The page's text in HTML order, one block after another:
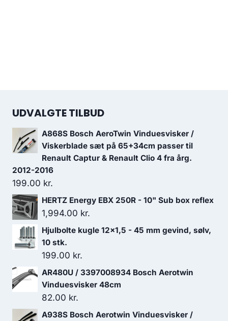
UDVALGTE TILBUD
A868S Bosch AeroTwin Vinduesvisker /
Viskerblade sæt på 65+34cm passer til
Renault Captur & Renault Clio 4 fra årg.
2012-2016
199.00 kr.
HERTZ Energy EBX 250R - 10" Sub box reflex
1,994.00 kr.
Hjulbolte kugle 12x1,5 - 45 mm gevind, sølv,
10 stk.
199.00 kr.
AR480U / 3397008934 Bosch Aerotwin
Vinduesvisker 48cm
82.00 kr.
A938S Bosch Aerotwin Vinduesvisker /